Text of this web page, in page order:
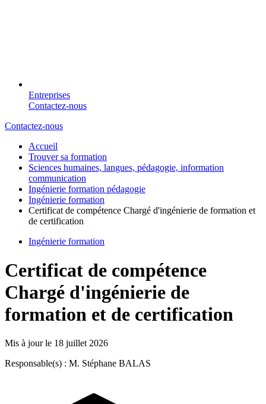
Entreprises
Contactez-nous
Contactez-nous
Accueil
Trouver sa formation
Sciences humaines, langues, pédagogie, information
communication
Ingénierie formation pédagogie
Ingénierie formation
Certificat de compétence Chargé d'ingénierie de formation et
de certification
Ingénierie formation
Certificat de compétence
Chargé d'ingénierie de
formation et de certification
Mis à jour le 18 juillet 2026
Responsable(s) : M. Stéphane BALAS